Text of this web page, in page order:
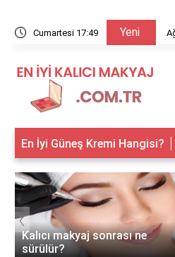
Cumartesi 17:49 Yeni
En İyi Güneş Kremi Hangisi?
Kalıcı makyaj sonrası ne
sürülür?
‹